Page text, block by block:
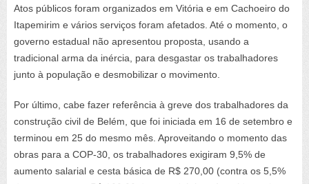
Atos públicos foram organizados em Vitória e em Cachoeiro do
Itapemirim e vários serviços foram afetados. Até o momento, o
governo estadual não apresentou proposta, usando a
tradicional arma da inércia, para desgastar os trabalhadores
junto à população e desmobilizar o movimento.
Por último, cabe fazer referência à greve dos trabalhadores da
construção civil de Belém, que foi iniciada em 16 de setembro e
terminou em 25 do mesmo mês. Aproveitando o momento das
obras para a COP-30, os trabalhadores exigiram 9,5% de
aumento salarial e cesta básica de R$ 270,00 (contra os 5,5%